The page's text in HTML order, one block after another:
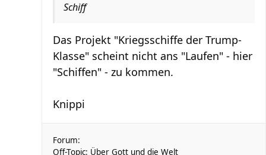
Schiff
Das Projekt "Kriegsschiffe der Trump-
Klasse" scheint nicht ans "Laufen" - hier
"Schiffen" - zu kommen.
Knippi
Forum:
Off-Topic: Über Gott und die Welt